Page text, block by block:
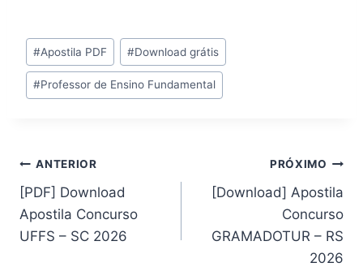
Tags
do
Post:
#Apostila PDF #Download grátis
#Professor de Ensino Fundamental
Navegação
de
Post
ANTERIOR
[PDF] Download
Apostila Concurso
UFFS – SC 2026
PRÓXIMO
[Download] Apostila
Concurso
GRAMADOTUR – RS
2026